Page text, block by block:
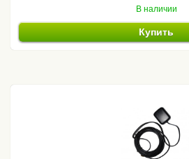
В наличии
Купить